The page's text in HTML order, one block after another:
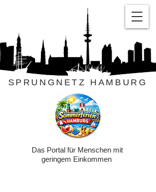
SPRUNGNETZ HAMBURG
Das Portal für Menschen mit
geringem Einkommen